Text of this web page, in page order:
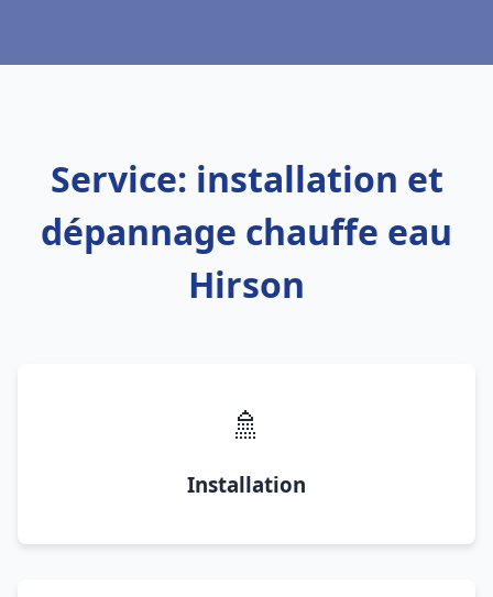
Service: installation et
dépannage chauffe eau
Hirson
🚿
Installation